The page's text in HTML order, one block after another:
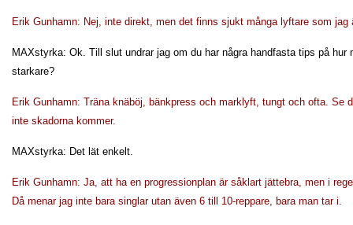
Erik Gunhamn: Nej, inte direkt, men det finns sjukt många lyftare som jag
MAXstyrka: Ok. Till slut undrar jag om du har några handfasta tips på
starkare?
Erik Gunhamn: Träna knäböj, bänkpress och marklyft, tungt och ofta. Se
inte skadorna kommer.
MAXstyrka: Det lät enkelt.
Erik Gunhamn: Ja, att ha en progressionplan är såklart jättebra, men i
Då menar jag inte bara singlar utan även 6 till 10-reppare, bara man tar i.